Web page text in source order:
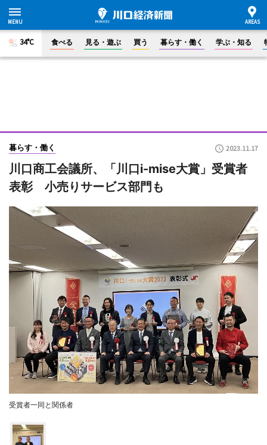
34°C 食べる 見る・遊ぶ 買う 暮らす・働く 学ぶ・知る
暮らす・働く 2023.11.17
川口商工会議所、「川口i-mise大賞」受賞者
表彰 小売りサービス部門も
受賞者一同と関係者